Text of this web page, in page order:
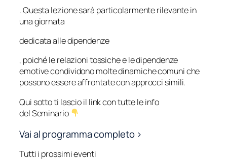
. Questa lezione sarà particolarmente rilevante in
una giornata
dedicata alle dipendenze
, poiché le relazioni tossiche e le dipendenze
emotive condividono molte dinamiche comuni che
possono essere affrontate con approcci simili.
Qui sotto ti lascio il link con tutte le info
del Seminario
Vai al programma completo >
Tutti i prossimi eventi